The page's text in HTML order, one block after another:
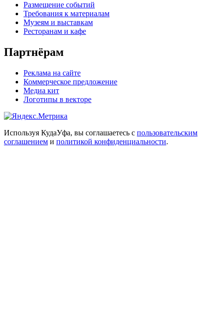
Размещение событий
Требования к материалам
Музеям и выставкам
Ресторанам и кафе
Партнёрам
Реклама на сайте
Коммерческое предложение
Медиа кит
Логотипы в векторе
Используя КудаУфа, вы соглашаетесь с пользовательским
соглашением и политикой конфиденциальности.